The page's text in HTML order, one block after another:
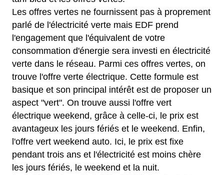
Les offres vertes ne fournissent pas à proprement
parlé de l'électricité verte mais EDF prend
l'engagement que l'équivalent de votre
consommation d'énergie sera investi en électricité
verte dans le réseau. Parmi ces offres vertes, on
trouve l'offre verte électrique. Cette formule est
basique et son principal intérêt est de proposer un
aspect "vert". On trouve aussi l'offre vert
électrique weekend, grâce à celle-ci, le prix est
avantageux les jours fériés et le weekend. Enfin,
l'offre vert weekend auto. Ici, le prix est fixe
pendant trois ans et l'électricité est moins chère
les jours fériés, le weekend et la nuit.